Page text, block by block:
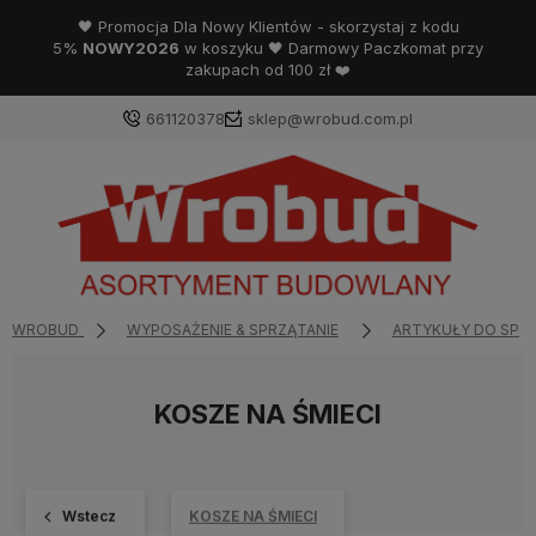
🖤 Promocja Dla Nowy Klientów - skorzystaj z kodu
5% NOWY2026 w koszyku 🖤 Darmowy Paczkomat przy
zakupach od 100 zł ❤️
661120378 sklep@wrobud.com.pl
WROBUD WYPOSAŻENIE & SPRZĄTANIE ARTYKUŁY DO
KOSZE NA ŚMIECI
Wstecz KOSZE NA ŚMIECI